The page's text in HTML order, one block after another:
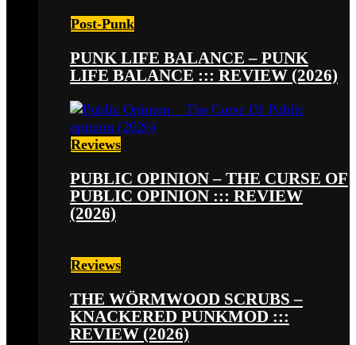
Post-Punk
PUNK LIFE BALANCE – PUNK
LIFE BALANCE ::: REVIEW (2026)
Reviews
PUBLIC OPINION – THE CURSE OF
PUBLIC OPINION ::: REVIEW
(2026)
Reviews
THE WÖRMWOOD SCRUBS –
KNACKERED PUNKMOD :::
REVIEW (2026)